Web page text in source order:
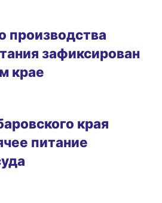
производства
зафиксирован
крае
края
питание